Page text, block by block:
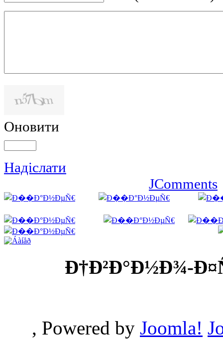
Оновити
Надіслати
JComments
Ð†Ð²Ð°Ð½Ð¾-
, Powered by Joomla!